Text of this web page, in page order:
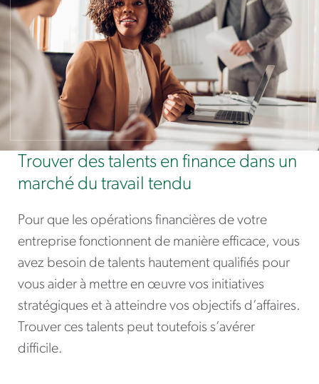
Trouver des talents en finance dans un
marché du travail tendu
Pour que les opérations financières de votre
entreprise fonctionnent de manière efficace, vous
avez besoin de talents hautement qualifiés pour
vous aider à mettre en œuvre vos initiatives
stratégiques et à atteindre vos objectifs d’affaires.
Trouver ces talents peut toutefois s’avérer
difficile.